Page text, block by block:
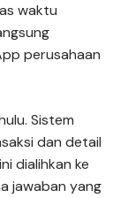
waktu
perusahaan
Sistem
dan detail
dialihkan ke
jawaban yang